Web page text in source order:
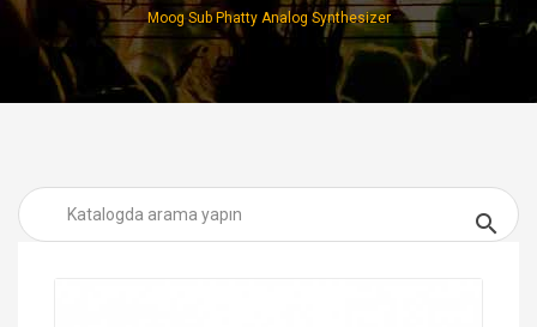
Moog Sub Phatty Analog Synthesizer
